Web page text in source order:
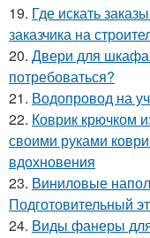
19. Где искать
заказчика на
20. Двери для
потребоваться?
21. Водопровод на
22. Коврик крючком
своими руками
вдохновения
23. Виниловые
Подготовительный
24. Виды фанеры